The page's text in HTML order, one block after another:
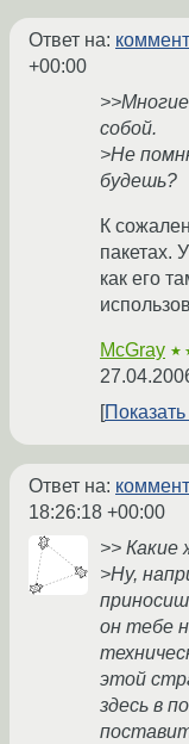
Ответ на:
+00:00
собой.
>Не
будешь?
К
пакетах.
как его
McGray
Показать
Ответ на:
18:26:18 +00:00
>> Какие
>Ну,
он тебе
этой
здесь в